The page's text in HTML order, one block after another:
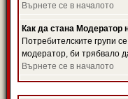
Върнете се в началото
Как да стана Модератор
Потребителските групи
модератор, би трябвало
Върнете се в началото